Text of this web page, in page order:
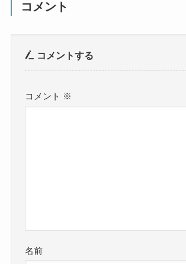
コメント
コメントする
コメント ※
名前